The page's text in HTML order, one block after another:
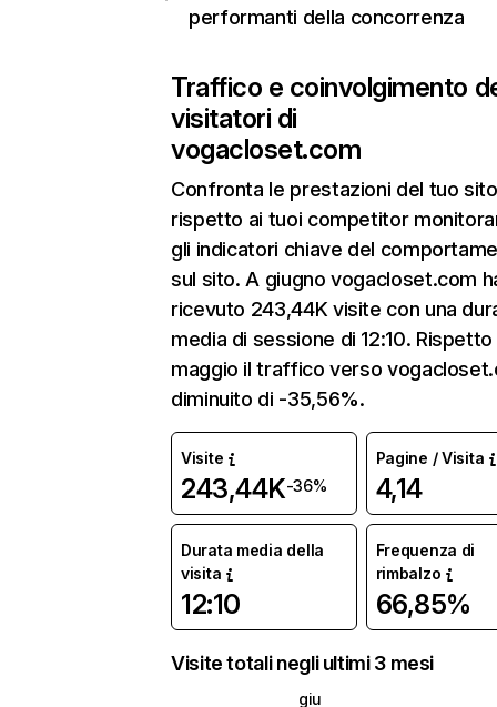
performanti della concorrenza
Traffico e coinvolgimento
visitatori di
vogacloset.com
Confronta le prestazioni del tuo
rispetto ai tuoi competitor
gli indicatori chiave del
sul sito. A giugno vogacloset.com
ricevuto 243,44K visite con una
media di sessione di 12:10. Rispetto
maggio il traffico verso
diminuito di -35,56%.
Visite
243,44K-36%
Pagine / Visita
4,14
Durata media della
visita
12:10
Frequenza di
rimbalzo
66,85%
Visite totali negli ultimi 3 mesi
giu